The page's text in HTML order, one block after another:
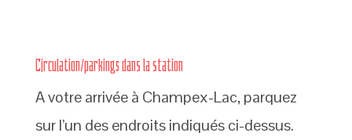
Circulation/parkings dans la station
A votre arrivée à Champex-Lac, parquez
sur l’un des endroits indiqués ci-dessus.